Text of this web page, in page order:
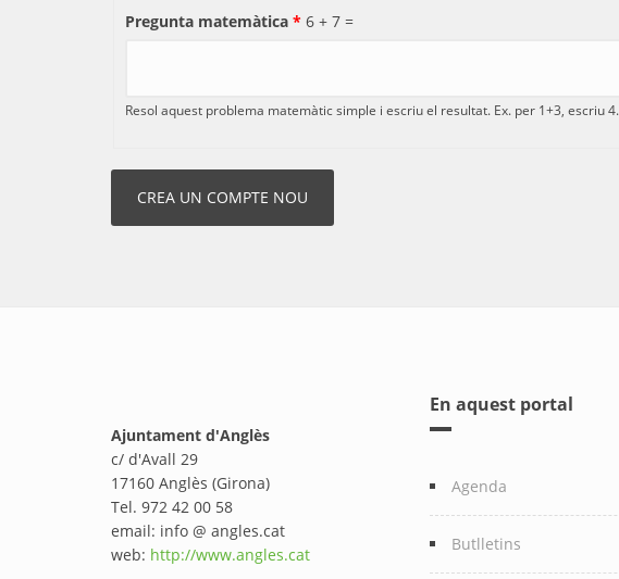
Pregunta matemàtica * 6 + 7 =
Resol aquest problema matemàtic simple i escriu el resultat. Ex. per 1+3, escriu 4.
Ajuntament d'Anglès
c/ d'Avall 29
17160 Anglès (Girona)
Tel. 972 42 00 58
email: info @ angles.cat
web: http://www.angles.cat
En aquest portal
Agenda
Butlletins